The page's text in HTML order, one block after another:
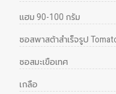
แฮม 90-100 กรัม
ซอสพาสต้าสำเร็จรูป
ซอสมะเขือเทศ
เกลือ